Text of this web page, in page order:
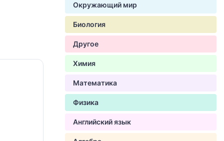
Окружающий мир
Биология
Другое
Химия
Математика
Физика
Английский язык